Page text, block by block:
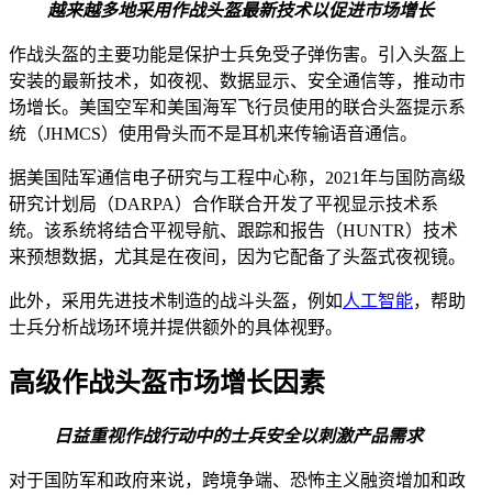
越来越多地采用作战头盔最新技术以促进市场增长
作战头盔的主要功能是保护士兵免受子弹伤害。引入头盔上
安装的最新技术，如夜视、数据显示、安全通信等，推动市
场增长。美国空军和美国海军飞行员使用的联合头盔提示系
统（JHMCS）使用骨头而不是耳机来传输语音通信。
据美国陆军通信电子研究与工程中心称，2021年与国防高级
研究计划局（DARPA）合作联合开发了平视显示技术系
统。该系统将结合平视导航、跟踪和报告（HUNTR）技术
来预想数据，尤其是在夜间，因为它配备了头盔式夜视镜。
此外，采用先进技术制造的战斗头盔，例如 人工智能，帮助
士兵分析战场环境并提供额外的具体视野。
高级作战头盔市场增长因素
日益重视作战行动中的士兵安全以刺激产品需求
对于国防军和政府来说，跨境争端、恐怖主义融资增加和政